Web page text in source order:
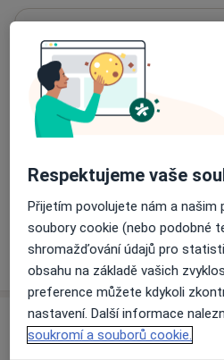
nám. Přerovského povstání
Přiblížit
Na této adrese online
Co mám v takové situaci
Více
o
Názory
Respektujeme vaše
Přijetím povolujete nám a našim
soubory cookie (nebo podobné
shromažďování údajů pro
obsahu na základě vašich
preference můžete kdykoli
nastavení. Další informace
soukromí a souborů cookie.